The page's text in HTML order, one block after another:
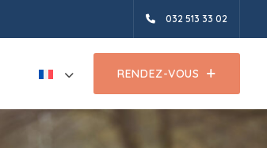
032 513 33 02
RENDEZ-VOUS